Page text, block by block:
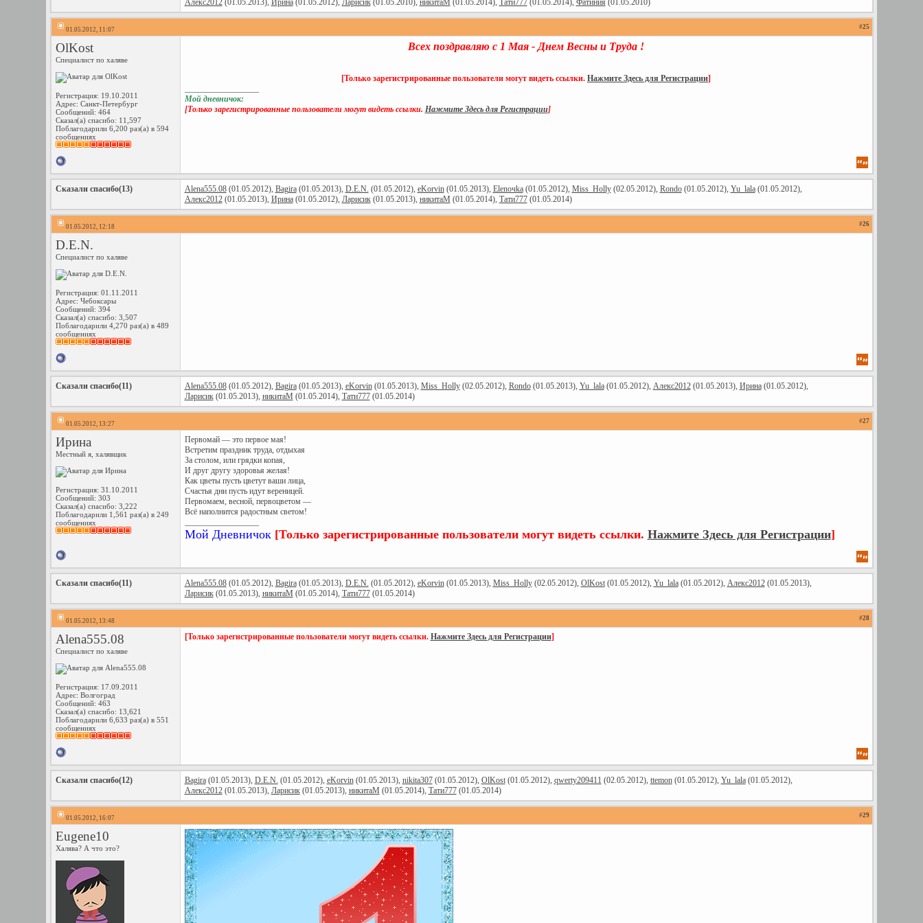
Алекс2012(01.05.2013), Ирина(01.05.2012), Ларисик(01.05.2010), никитаМ (01.05.2014), Тати777(01.05.2014), Фатиния (01.05.2010)
01.05.2012, 11:07 #25
OlKost
Специалист по халяве
Регистрация: 19.10.2011
Адрес: Санкт-Петербург
Сообщений: 464
Сказал(а) спасибо: 11,597
Поблагодарили 6,200 раз(а) в 594
сообщениях
Всех поздравляю с 1 Мая - Днем Весны и Труда !
[Только зарегистрированные пользователи могут видеть ссылки. Нажмите Здесь для Регистрации]
Мой дневничок:
[Только зарегистрированные пользователи могут видеть ссылки. Нажмите Здесь для Регистрации]
Сказали спасибо(13) Alena555.08(01.05.2012), Bagira(01.05.2013), D.E.N. (01.05.2012), eKorvin(01.05.2013), Elenoчka(01.05.2012), Miss_Holly(02.05.2012), Rondo(01.05.2012), Yu_lala(01.05.2012),
Алекс2012(01.05.2013), Ирина(01.05.2012), Ларисик(01.05.2013), никитаМ (01.05.2014), Тати777(01.05.2014)
01.05.2012, 12:18 #26
D.E.N.
Специалист по халяве
Регистрация: 01.11.2011
Адрес: Чебоксары
Сообщений: 394
Сказал(а) спасибо: 3,507
Поблагодарили 4,270 раз(а) в 489
сообщениях
Сказали спасибо(11) Alena555.08(01.05.2012), Bagira(01.05.2013), eKorvin(01.05.2013), Miss_Holly(02.05.2012), Rondo(01.05.2013), Yu_lala(01.05.2012), Алекс2012(01.05.2013), Ирина(01.05.2012),
Ларисик(01.05.2013), никитаМ (01.05.2014), Тати777(01.05.2014)
01.05.2012, 13:27 #27
Ирина
Местный я, халявщик
Регистрация: 31.10.2011
Сообщений: 303
Сказал(а) спасибо: 3,222
Поблагодарили 1,561 раз(а) в 249
сообщениях
Первомай — это первое мая!
Встретим праздник труда, отдыхая
За столом, или грядки копая,
И друг другу здоровья желая!
Как цветы пусть цветут ваши лица,
Счастья дни пусть идут вереницей.
Первомаем, весной, первоцветом —
Всё наполнится радостным светом!
Мой Дневничок [Только зарегистрированные пользователи могут видеть ссылки. Нажмите Здесь для Регистрации]
Сказали спасибо(11) Alena555.08(01.05.2012), Bagira(01.05.2013), D.E.N. (01.05.2012), eKorvin(01.05.2013), Miss_Holly(02.05.2012), OlKost(01.05.2012), Yu_lala(01.05.2012), Алекс2012(01.05.2013),
Ларисик(01.05.2013), никитаМ (01.05.2014), Тати777(01.05.2014)
01.05.2012, 13:48 #28
Alena555.08
Специалист по халяве
Регистрация: 17.09.2011
Адрес: Волгоград
Сообщений: 463
Сказал(а) спасибо: 13,621
Поблагодарили 6,633 раз(а) в 551
сообщениях
[Только зарегистрированные пользователи могут видеть ссылки. Нажмите Здесь для Регистрации]
Сказали спасибо(12) Bagira(01.05.2013), D.E.N. (01.05.2012), eKorvin(01.05.2013), nikita307(01.05.2012), OlKost(01.05.2012), qwerty209411 (02.05.2012), ttemon(01.05.2012), Yu_lala(01.05.2012),
Алекс2012(01.05.2013), Ларисик(01.05.2013), никитаМ (01.05.2014), Тати777(01.05.2014)
01.05.2012, 16:07 #29
Eugene10
Халява? А что это?